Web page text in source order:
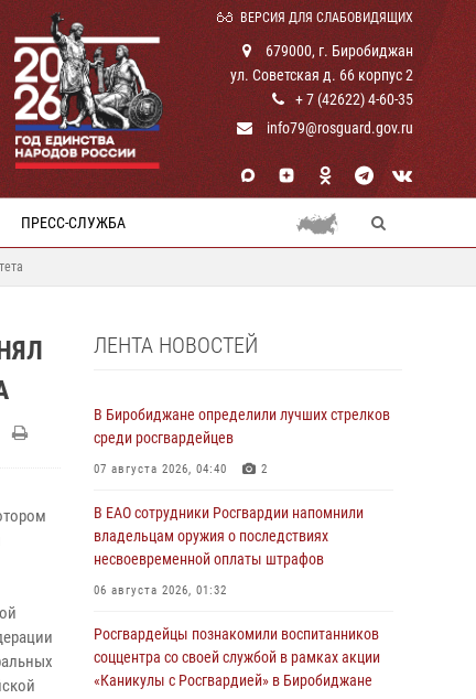
ВЕРСИЯ ДЛЯ СЛАБОВИДЯЩИХ
679000, г. Биробиджан
ул. Советская д. 66 корпус 2
+ 7 (42622) 4-60-35
info79@rosguard.gov.ru
ПРЕСС-СЛУЖБА
ЛЕНТА НОВОСТЕЙ
В Биробиджане определили лучших стрелков
среди росгвардейцев
07 августа 2026, 04:40 2
В ЕАО сотрудники Росгвардии напомнили
владельцам оружия о последствиях
несвоевременной оплаты штрафов
06 августа 2026, 01:32
Росгвардейцы познакомили воспитанников
соццентра со своей службой в рамках акции
«Каникулы с Росгвардией» в Биробиджане